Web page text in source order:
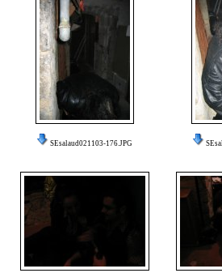
SEsalaud021103-176.JPG